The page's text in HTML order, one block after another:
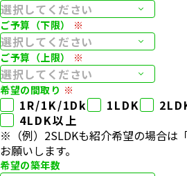
ご予算（下限）
ご予算（上限）
希望の間取り
1R/1K/1Dk 1LDK
4LDK以上
※（例）2SLDKも紹介希望の場合は
お願いします。
希望の築年数